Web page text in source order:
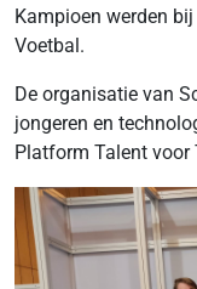
Kampioen werden
Voetbal.
De organisatie van
jongeren en
Platform Talent voor